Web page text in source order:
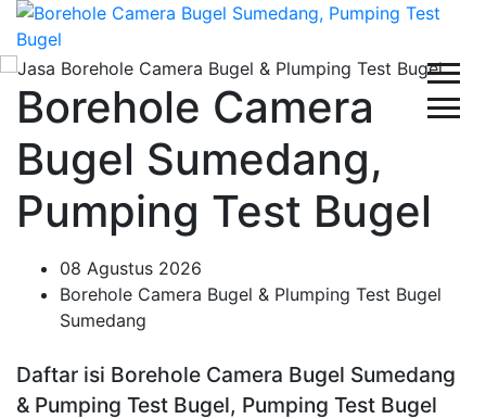
Borehole Camera
Bugel Sumedang,
Pumping Test Bugel
08 Agustus 2026
Borehole Camera Bugel & Plumping Test Bugel
Sumedang
Daftar isi Borehole Camera Bugel Sumedang
& Pumping Test Bugel, Pumping Test Bugel